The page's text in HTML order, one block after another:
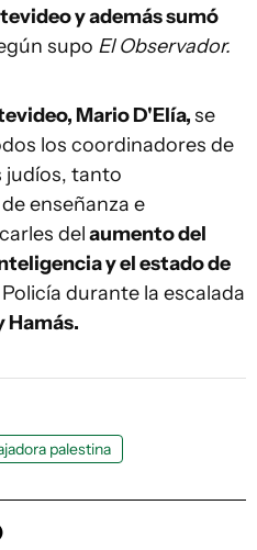
y además sumó
supo El Observador.
Mario D'Elía,se
los coordinadores de
judíos, tanto
enseñanza e
delaumento del
y el estado de
durante la escalada
Hamás.
palestina